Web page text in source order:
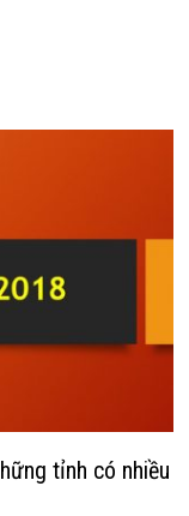
tỉnh có nhiều